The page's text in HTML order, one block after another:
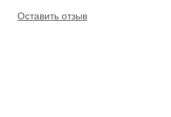
Оставить отзыв